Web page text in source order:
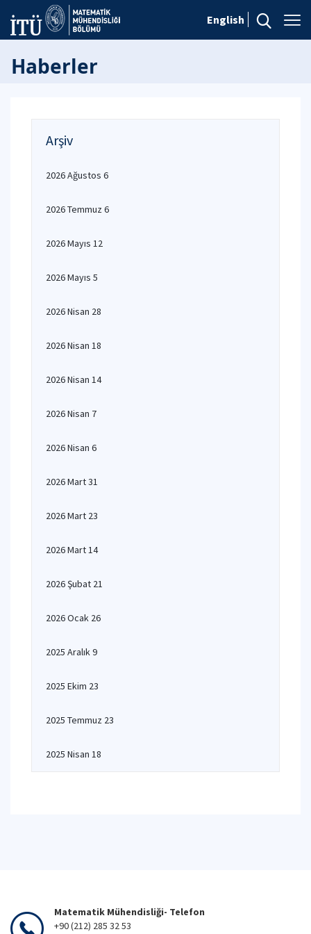
English
Haberler
Arşiv
2026 Ağustos 6
2026 Temmuz 6
2026 Mayıs 12
2026 Mayıs 5
2026 Nisan 28
2026 Nisan 18
2026 Nisan 14
2026 Nisan 7
2026 Nisan 6
2026 Mart 31
2026 Mart 23
2026 Mart 14
2026 Şubat 21
2026 Ocak 26
2025 Aralık 9
2025 Ekim 23
2025 Temmuz 23
2025 Nisan 18
Matematik Mühendisliği- Telefon
+90 (212) 285 32 53